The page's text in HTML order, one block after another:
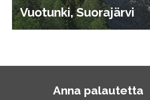
Vuotunki, Suorajärvi
Anna palautetta